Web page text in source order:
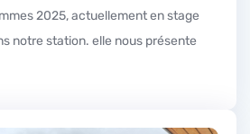
2025, actuellement en stage
notre station. elle nous présente